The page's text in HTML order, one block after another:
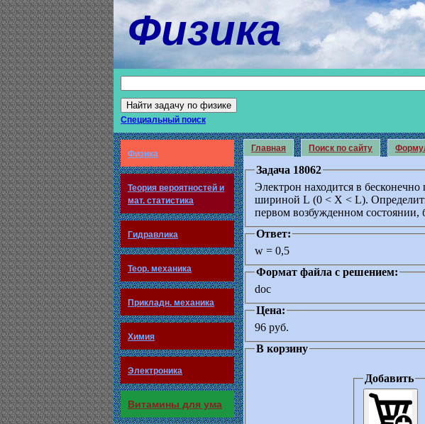
Физика
Специальный поиск
Физика
Теория вероятностей и
мат. статистика
Гидравлика
Теор. механика
Прикладн. механика
Химия
Электроника
Витамины для ума
Главная Поиск по сайту
Задача 18062
Электрон находится в
шириной L (0 < X < L). Определить
первом возбужденном состоянии,
Ответ:
w = 0,5
Формат файла с решением:
doc
Цена:
96 руб.
В корзину
Добавить